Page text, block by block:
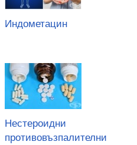
Индометацин
Нестероидни
противовъзпалителни